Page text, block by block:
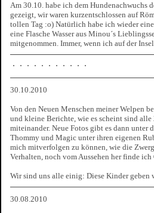
Am 30.10. habe ich dem Hundenachwuchs
gezeigt, wir waren kurzentschlossen auf
tollen Tag :o) Natürlich habe ich wieder eine
eine Flasche Wasser aus Minou´s
mitgenommen. Immer, wenn ich auf der
30.10.2010
Von den Neuen Menschen meiner Welpen
und kleine Berichte, wie es scheint sind
miteinander. Neue Fotos gibt es dann unter
Thommy und Magic unter ihren eigenen
mich mitverfolgen zu können, wie die
Verhalten, noch vom Aussehen her finde
Wir sind uns alle einig: Diese Kinder geben
30.08.2010